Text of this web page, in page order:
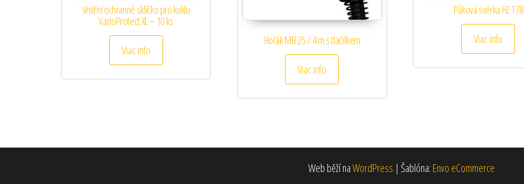
Vnitřní ochranné sklíčko pro kuklu
VarioProtect XL – 10 ks
Viac info
Hořák MB 25 / 4 m s tlačítkem
Viac info
Páková svěrka HZ 178
Viac info
Web běží naWordPress | Šablóna: Envo eCommerce